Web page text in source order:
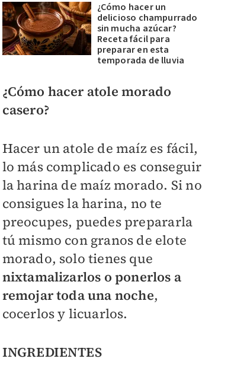
¿Cómo hacer un
delicioso champurrado
sin mucha azúcar?
Receta fácil para
preparar en esta
temporada de lluvia
¿Cómo hacer atole morado
casero?
Hacer un atole de maíz es fácil,
lo más complicado es conseguir
la harina de maíz morado. Si no
consigues la harina, no te
preocupes, puedes prepararla
tú mismo con granos de elote
morado, solo tienes que
nixtamalizarlos o ponerlos a
remojar toda una noche,
cocerlos y licuarlos.
INGREDIENTES